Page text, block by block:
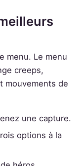
menu. Le menu
creeps,
mouvements de
une capture.
options à la